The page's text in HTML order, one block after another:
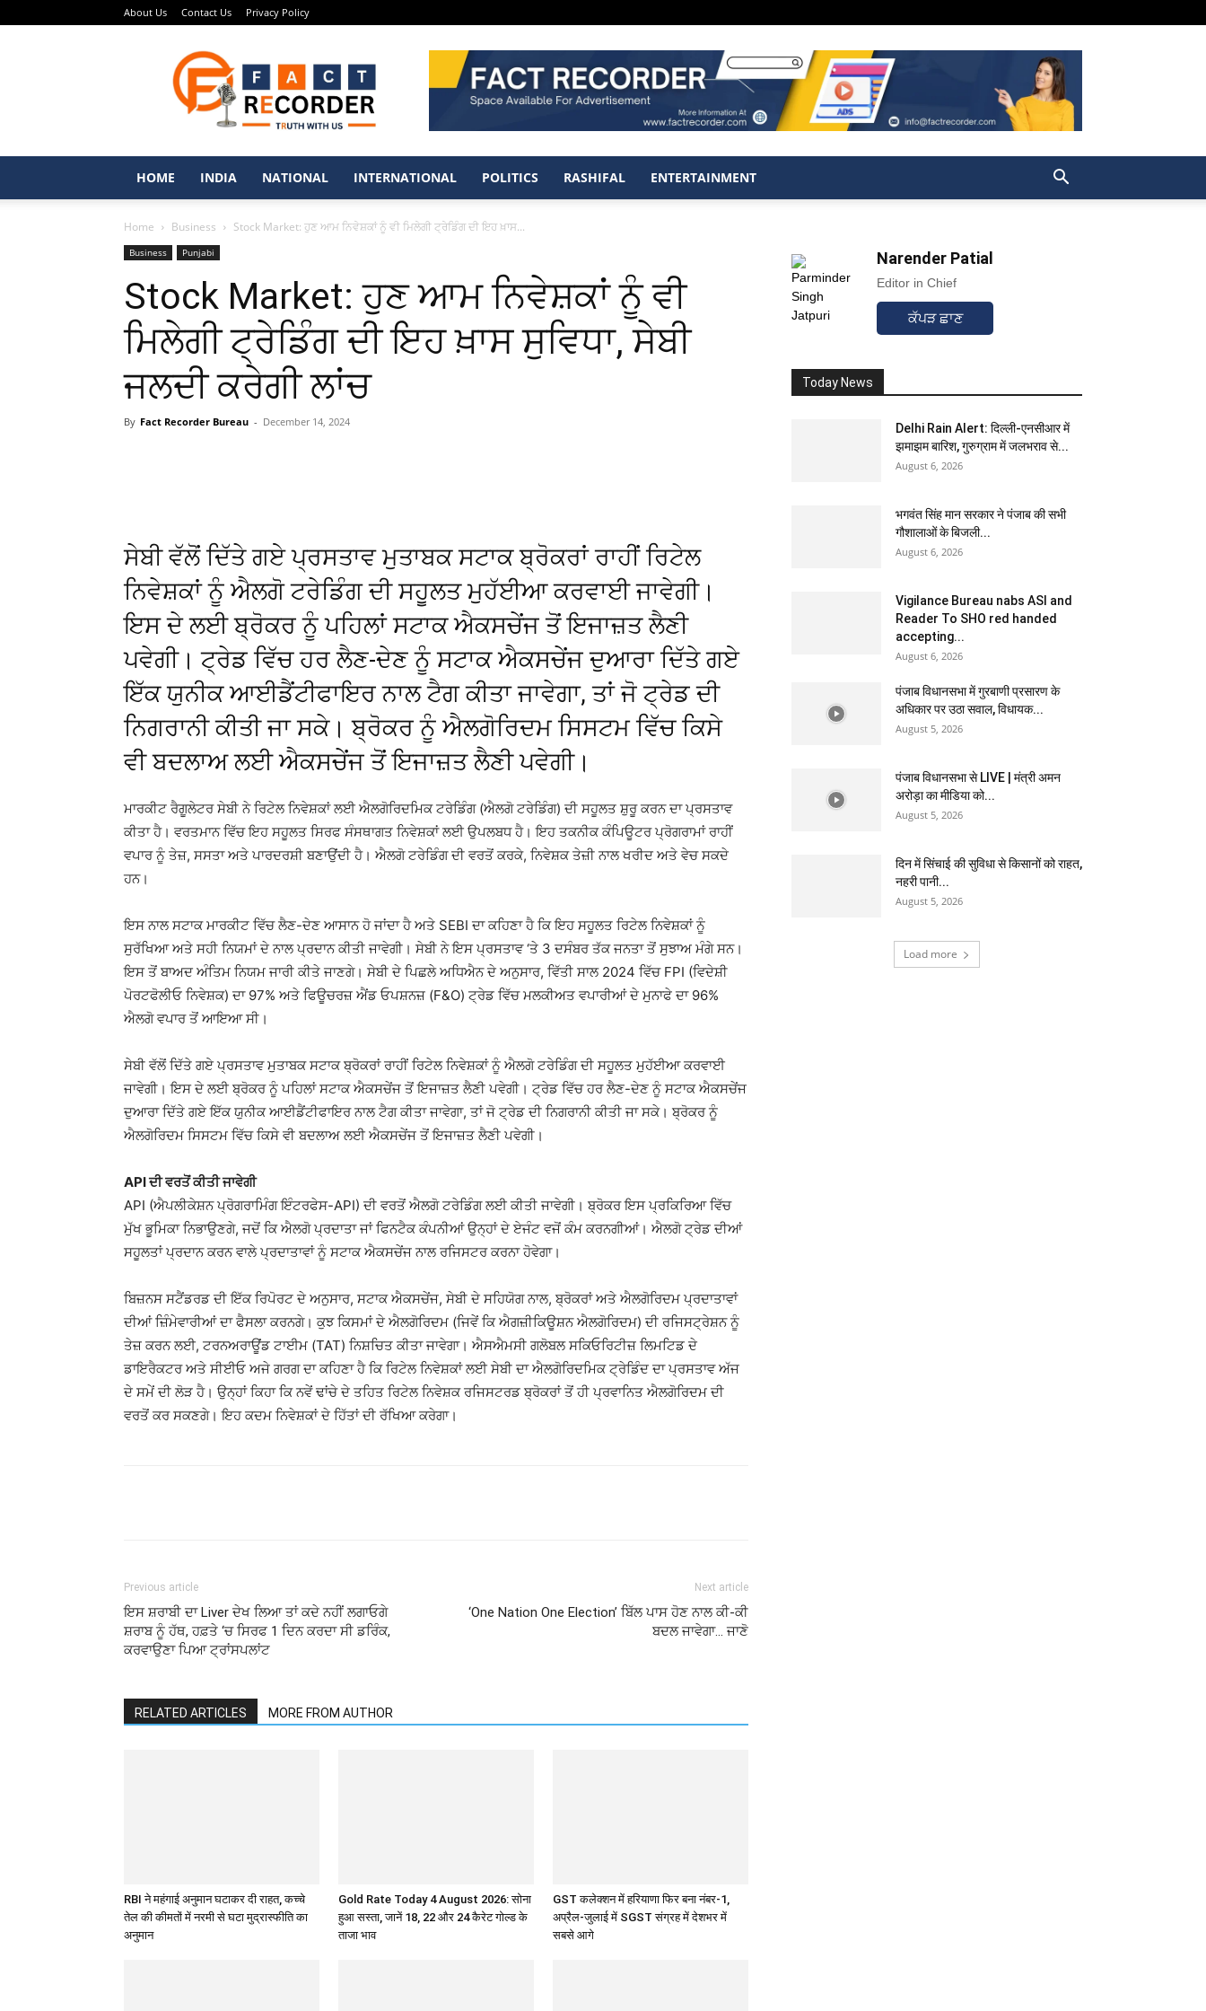
About Us Contact Us Privacy Policy
Recorder
–
Punjabi
News
Portal
HOME
INDIA NATIONAL INTERNATIONAL POLITICS RASHIFAL ENTERTAINMENT
Home Business Stock Market: ਹੁਣ ਆਮ ਨਿਵੇਸ਼ਕਾਂ ਨੂੰ ਵੀ ਮਿਲੇਗੀ ਟ੍ਰੇਡਿੰਗ ਦੀ ਇਹ ਖ਼ਾਸ...
Business Punjabi
Stock Market: ਹੁਣ ਆਮ ਨਿਵੇਸ਼ਕਾਂ ਨੂੰ ਵੀ
ਮਿਲੇਗੀ ਟ੍ਰੇਡਿੰਗ ਦੀ ਇਹ ਖ਼ਾਸ ਸੁਵਿਧਾ, ਸੇਬੀ
ਜਲਦੀ ਕਰੇਗੀ ਲਾਂਚ
By Fact Recorder Bureau - December 14, 2024
ਸੇਬੀ ਵੱਲੋਂ ਦਿੱਤੇ ਗਏ ਪ੍ਰਸਤਾਵ ਮੁਤਾਬਕ ਸਟਾਕ ਬ੍ਰੋਕਰਾਂ ਰਾਹੀਂ ਰਿਟੇਲ
ਨਿਵੇਸ਼ਕਾਂ ਨੂੰ ਐਲਗੋ ਟਰੇਡਿੰਗ ਦੀ ਸਹੂਲਤ ਮੁਹੱਈਆ ਕਰਵਾਈ ਜਾਵੇਗੀ।
ਇਸ ਦੇ ਲਈ ਬ੍ਰੋਕਰ ਨੂੰ ਪਹਿਲਾਂ ਸਟਾਕ ਐਕਸਚੇਂਜ ਤੋਂ ਇਜਾਜ਼ਤ ਲੈਣੀ
ਪਵੇਗੀ। ਟ੍ਰੇਡ ਵਿੱਚ ਹਰ ਲੈਣ-ਦੇਣ ਨੂੰ ਸਟਾਕ ਐਕਸਚੇਂਜ ਦੁਆਰਾ ਦਿੱਤੇ ਗਏ
ਇੱਕ ਯੁਨੀਕ ਆਈਡੈਂਟੀਫਾਇਰ ਨਾਲ ਟੈਗ ਕੀਤਾ ਜਾਵੇਗਾ, ਤਾਂ ਜੋ ਟ੍ਰੇਡ ਦੀ
ਨਿਗਰਾਨੀ ਕੀਤੀ ਜਾ ਸਕੇ। ਬ੍ਰੋਕਰ ਨੂੰ ਐਲਗੋਰਿਦਮ ਸਿਸਟਮ ਵਿੱਚ ਕਿਸੇ
ਵੀ ਬਦਲਾਅ ਲਈ ਐਕਸਚੇਂਜ ਤੋਂ ਇਜਾਜ਼ਤ ਲੈਣੀ ਪਵੇਗੀ।
ਮਾਰਕੀਟ ਰੈਗੂਲੇਟਰ ਸੇਬੀ ਨੇ ਰਿਟੇਲ ਨਿਵੇਸ਼ਕਾਂ ਲਈ ਐਲਗੋਰਿਦਮਿਕ ਟਰੇਡਿੰਗ (ਐਲਗੋ ਟਰੇਡਿੰਗ) ਦੀ ਸਹੂਲਤ ਸ਼ੁਰੂ ਕਰਨ ਦਾ ਪ੍ਰਸਤਾਵ
ਕੀਤਾ ਹੈ। ਵਰਤਮਾਨ ਵਿੱਚ ਇਹ ਸਹੂਲਤ ਸਿਰਫ ਸੰਸਥਾਗਤ ਨਿਵੇਸ਼ਕਾਂ ਲਈ ਉਪਲਬਧ ਹੈ। ਇਹ ਤਕਨੀਕ ਕੰਪਿਊਟਰ ਪ੍ਰੋਗਰਾਮਾਂ ਰਾਹੀਂ
ਵਪਾਰ ਨੂੰ ਤੇਜ਼, ਸਸਤਾ ਅਤੇ ਪਾਰਦਰਸ਼ੀ ਬਣਾਉਂਦੀ ਹੈ। ਐਲਗੋ ਟਰੇਡਿੰਗ ਦੀ ਵਰਤੋਂ ਕਰਕੇ, ਨਿਵੇਸ਼ਕ ਤੇਜ਼ੀ ਨਾਲ ਖਰੀਦ ਅਤੇ ਵੇਚ ਸਕਦੇ
ਹਨ।
ਇਸ ਨਾਲ ਸਟਾਕ ਮਾਰਕੀਟ ਵਿੱਚ ਲੈਣ-ਦੇਣ ਆਸਾਨ ਹੋ ਜਾਂਦਾ ਹੈ ਅਤੇ SEBI ਦਾ ਕਹਿਣਾ ਹੈ ਕਿ ਇਹ ਸਹੂਲਤ ਰਿਟੇਲ ਨਿਵੇਸ਼ਕਾਂ ਨੂੰ
ਸੁਰੱਖਿਆ ਅਤੇ ਸਹੀ ਨਿਯਮਾਂ ਦੇ ਨਾਲ ਪ੍ਰਦਾਨ ਕੀਤੀ ਜਾਵੇਗੀ। ਸੇਬੀ ਨੇ ਇਸ ਪ੍ਰਸਤਾਵ ‘ਤੇ 3 ਦਸੰਬਰ ਤੱਕ ਜਨਤਾ ਤੋਂ ਸੁਝਾਅ ਮੰਗੇ ਸਨ।
ਇਸ ਤੋਂ ਬਾਅਦ ਅੰਤਿਮ ਨਿਯਮ ਜਾਰੀ ਕੀਤੇ ਜਾਣਗੇ। ਸੇਬੀ ਦੇ ਪਿਛਲੇ ਅਧਿਐਨ ਦੇ ਅਨੁਸਾਰ, ਵਿੱਤੀ ਸਾਲ 2024 ਵਿੱਚ FPI (ਵਿਦੇਸ਼ੀ
ਪੋਰਟਫੋਲੀਓ ਨਿਵੇਸ਼ਕ) ਦਾ 97% ਅਤੇ ਫਿਊਚਰਜ਼ ਐਂਡ ਓਪਸ਼ਨਜ਼ (F&O) ਟ੍ਰੇਡ ਵਿੱਚ ਮਲਕੀਅਤ ਵਪਾਰੀਆਂ ਦੇ ਮੁਨਾਫੇ ਦਾ 96%
ਐਲਗੋ ਵਪਾਰ ਤੋਂ ਆਇਆ ਸੀ।
ਸੇਬੀ ਵੱਲੋਂ ਦਿੱਤੇ ਗਏ ਪ੍ਰਸਤਾਵ ਮੁਤਾਬਕ ਸਟਾਕ ਬ੍ਰੋਕਰਾਂ ਰਾਹੀਂ ਰਿਟੇਲ ਨਿਵੇਸ਼ਕਾਂ ਨੂੰ ਐਲਗੋ ਟਰੇਡਿੰਗ ਦੀ ਸਹੂਲਤ ਮੁਹੱਈਆ ਕਰਵਾਈ
ਜਾਵੇਗੀ। ਇਸ ਦੇ ਲਈ ਬ੍ਰੋਕਰ ਨੂੰ ਪਹਿਲਾਂ ਸਟਾਕ ਐਕਸਚੇਂਜ ਤੋਂ ਇਜਾਜ਼ਤ ਲੈਣੀ ਪਵੇਗੀ। ਟ੍ਰੇਡ ਵਿੱਚ ਹਰ ਲੈਣ-ਦੇਣ ਨੂੰ ਸਟਾਕ ਐਕਸਚੇਂਜ
ਦੁਆਰਾ ਦਿੱਤੇ ਗਏ ਇੱਕ ਯੁਨੀਕ ਆਈਡੈਂਟੀਫਾਇਰ ਨਾਲ ਟੈਗ ਕੀਤਾ ਜਾਵੇਗਾ, ਤਾਂ ਜੋ ਟ੍ਰੇਡ ਦੀ ਨਿਗਰਾਨੀ ਕੀਤੀ ਜਾ ਸਕੇ। ਬ੍ਰੋਕਰ ਨੂੰ
ਐਲਗੋਰਿਦਮ ਸਿਸਟਮ ਵਿੱਚ ਕਿਸੇ ਵੀ ਬਦਲਾਅ ਲਈ ਐਕਸਚੇਂਜ ਤੋਂ ਇਜਾਜ਼ਤ ਲੈਣੀ ਪਵੇਗੀ।
API ਦੀ ਵਰਤੋਂ ਕੀਤੀ ਜਾਵੇਗੀ
API (ਐਪਲੀਕੇਸ਼ਨ ਪ੍ਰੋਗਰਾਮਿੰਗ ਇੰਟਰਫੇਸ-API) ਦੀ ਵਰਤੋਂ ਐਲਗੋ ਟਰੇਡਿੰਗ ਲਈ ਕੀਤੀ ਜਾਵੇਗੀ। ਬ੍ਰੋਕਰ ਇਸ ਪ੍ਰਕਿਰਿਆ ਵਿੱਚ
ਮੁੱਖ ਭੂਮਿਕਾ ਨਿਭਾਉਣਗੇ, ਜਦੋਂ ਕਿ ਐਲਗੋ ਪ੍ਰਦਾਤਾ ਜਾਂ ਫਿਨਟੈਕ ਕੰਪਨੀਆਂ ਉਨ੍ਹਾਂ ਦੇ ਏਜੰਟ ਵਜੋਂ ਕੰਮ ਕਰਨਗੀਆਂ। ਐਲਗੋ ਟ੍ਰੇਡ ਦੀਆਂ
ਸਹੂਲਤਾਂ ਪ੍ਰਦਾਨ ਕਰਨ ਵਾਲੇ ਪ੍ਰਦਾਤਾਵਾਂ ਨੂੰ ਸਟਾਕ ਐਕਸਚੇਂਜ ਨਾਲ ਰਜਿਸਟਰ ਕਰਨਾ ਹੋਵੇਗਾ।
ਬਿਜ਼ਨਸ ਸਟੈਂਡਰਡ ਦੀ ਇੱਕ ਰਿਪੋਰਟ ਦੇ ਅਨੁਸਾਰ, ਸਟਾਕ ਐਕਸਚੇਂਜ, ਸੇਬੀ ਦੇ ਸਹਿਯੋਗ ਨਾਲ, ਬ੍ਰੋਕਰਾਂ ਅਤੇ ਐਲਗੋਰਿਦਮ ਪ੍ਰਦਾਤਾਵਾਂ
ਦੀਆਂ ਜ਼ਿੰਮੇਵਾਰੀਆਂ ਦਾ ਫੈਸਲਾ ਕਰਨਗੇ। ਕੁਝ ਕਿਸਮਾਂ ਦੇ ਐਲਗੋਰਿਦਮ (ਜਿਵੇਂ ਕਿ ਐਗਜ਼ੀਕਿਊਸ਼ਨ ਐਲਗੋਰਿਦਮ) ਦੀ ਰਜਿਸਟ੍ਰੇਸ਼ਨ ਨੂੰ
ਤੇਜ਼ ਕਰਨ ਲਈ, ਟਰਨਅਰਾਊਂਡ ਟਾਈਮ (TAT) ਨਿਸ਼ਚਿਤ ਕੀਤਾ ਜਾਵੇਗਾ। ਐਸਐਮਸੀ ਗਲੋਬਲ ਸਕਿਓਰਿਟੀਜ਼ ਲਿਮਟਿਡ ਦੇ
ਡਾਇਰੈਕਟਰ ਅਤੇ ਸੀਈਓ ਅਜੇ ਗਰਗ ਦਾ ਕਹਿਣਾ ਹੈ ਕਿ ਰਿਟੇਲ ਨਿਵੇਸ਼ਕਾਂ ਲਈ ਸੇਬੀ ਦਾ ਐਲਗੋਰਿਦਮਿਕ ਟ੍ਰੇਡਿੰਦ ਦਾ ਪ੍ਰਸਤਾਵ ਅੱਜ
ਦੇ ਸਮੇਂ ਦੀ ਲੋੜ ਹੈ। ਉਨ੍ਹਾਂ ਕਿਹਾ ਕਿ ਨਵੇਂ ਢਾਂਚੇ ਦੇ ਤਹਿਤ ਰਿਟੇਲ ਨਿਵੇਸ਼ਕ ਰਜਿਸਟਰਡ ਬ੍ਰੋਕਰਾਂ ਤੋਂ ਹੀ ਪ੍ਰਵਾਨਿਤ ਐਲਗੋਰਿਦਮ ਦੀ
ਵਰਤੋਂ ਕਰ ਸਕਣਗੇ। ਇਹ ਕਦਮ ਨਿਵੇਸ਼ਕਾਂ ਦੇ ਹਿੱਤਾਂ ਦੀ ਰੱਖਿਆ ਕਰੇਗਾ।
Previous article
ਇਸ ਸ਼ਰਾਬੀ ਦਾ Liver ਦੇਖ ਲਿਆ ਤਾਂ ਕਦੇ ਨਹੀਂ ਲਗਾਓਗੇ
ਸ਼ਰਾਬ ਨੂੰ ਹੱਥ, ਹਫ਼ਤੇ ‘ਚ ਸਿਰਫ 1 ਦਿਨ ਕਰਦਾ ਸੀ ਡਰਿੰਕ,
ਕਰਵਾਉਣਾ ਪਿਆ ਟ੍ਰਾਂਸਪਲਾਂਟ
Next article
‘One Nation One Election’ ਬਿੱਲ ਪਾਸ ਹੋਣ ਨਾਲ ਕੀ-ਕੀ
ਬਦਲ ਜਾਵੇਗਾ… ਜਾਣੋ
RELATED ARTICLES MORE FROM AUTHOR
RBI ने महंगाई अनुमान घटाकर दी राहत, कच्चे
तेल की कीमतों में नरमी से घटा मुद्रास्फीति का
अनुमान
Gold Rate Today 4 August 2026: सोना
हुआ सस्ता, जानें 18, 22 और 24 कैरेट गोल्ड के
ताजा भाव
GST कलेक्शन में हरियाणा फिर बना नंबर-1,
अप्रैल-जुलाई में SGST संग्रह में देशभर में
सबसे आगे
Narender Patial
Editor in Chief
ਕੱਪੜ ਛਾਣ
Today News
Delhi Rain Alert: दिल्ली-एनसीआर में
झमाझम बारिश, गुरुग्राम में जलभराव से...
August 6, 2026
भगवंत सिंह मान सरकार ने पंजाब की सभी
गौशालाओं के बिजली...
August 6, 2026
Vigilance Bureau nabs ASI and
Reader To SHO red handed
accepting...
August 6, 2026
पंजाब विधानसभा में गुरबाणी प्रसारण के
अधिकार पर उठा सवाल, विधायक...
August 5, 2026
पंजाब विधानसभा से LIVE | मंत्री अमन
अरोड़ा का मीडिया को...
August 5, 2026
दिन में सिंचाई की सुविधा से किसानों को राहत,
नहरी पानी...
August 5, 2026
Load more